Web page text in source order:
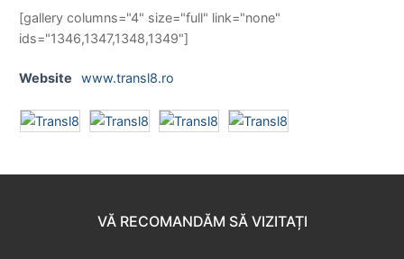
[gallery columns="4" size="full" link="none"
ids="1346,1347,1348,1349"]
Website www.transl8.ro
VĂ RECOMANDĂM SĂ VIZITAȚI